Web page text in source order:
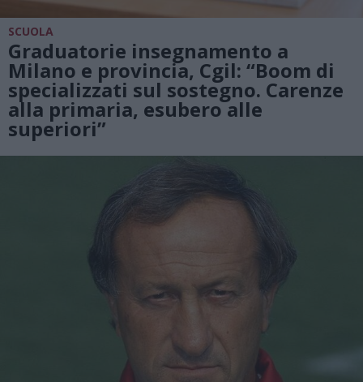
SCUOLA
Graduatorie insegnamento a
Milano e provincia, Cgil: “Boom di
specializzati sul sostegno. Carenze
alla primaria, esubero alle
superiori”